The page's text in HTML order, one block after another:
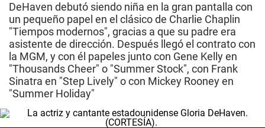
DeHaven debutó siendo niña en la gran pantalla con
un pequeño papel en el clásico de Charlie Chaplin
"Tiempos modernos", gracias a que su padre era
asistente de dirección. Después llegó el contrato con
la MGM, y con él papeles junto con Gene Kelly en
"Thousands Cheer" o "Summer Stock", con Frank
Sinatra en "Step Lively" o con Mickey Rooney en
"Summer Holiday"